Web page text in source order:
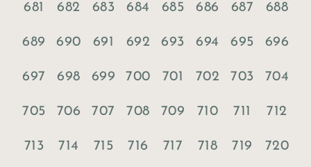
681 682 683 684 685 686 687 688
689 690 691 692 693 694 695 696
697 698 699 700 701 702 703 704
705 706 707 708 709 710 711 712
713 714 715 716 717 718 719 720